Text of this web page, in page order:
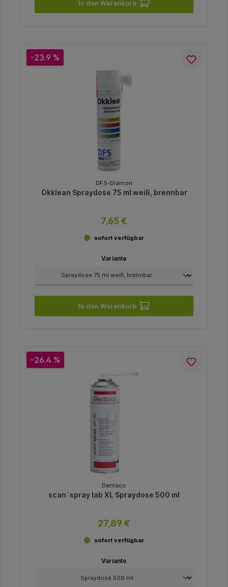
In den Warenkorb
-23.9 %
DFS-Diamon
Okklean Spraydose 75 ml weiß, brennbar
7,65 €
sofort verfügbar
Variante
In den Warenkorb
-26.4 %
Dentaco
scan`spray lab XL Spraydose 500 ml
27,89 €
sofort verfügbar
Variante